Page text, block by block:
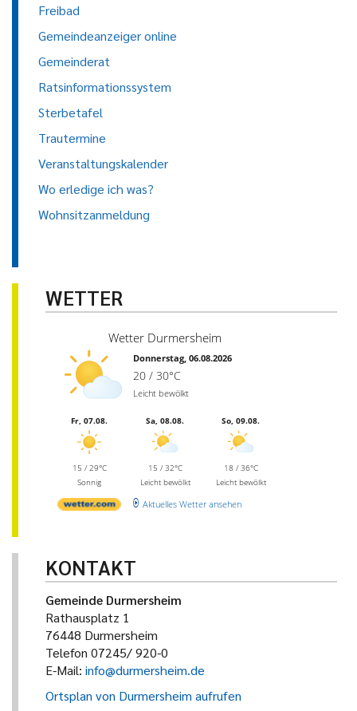
Freibad
Gemeindeanzeiger online
Gemeinderat
Ratsinformationssystem
Sterbetafel
Trautermine
Veranstaltungskalender
Wo erledige ich was?
Wohnsitzanmeldung
WETTER
Wetter Durmersheim
Donnerstag, 06.08.2026
20 / 30°C
Leicht bewölkt
Fr, 07.08.
15 / 29°C
Sonnig
Sa, 08.08.
15 / 32°C
Leicht bewölkt
So, 09.08.
18 / 36°C
Leicht bewölkt
Aktuelles Wetter ansehen
KONTAKT
Gemeinde Durmersheim
Rathausplatz 1
76448 Durmersheim
Telefon 07245/ 920-0
E-Mail: info@durmersheim.de
Ortsplan von Durmersheim aufrufen